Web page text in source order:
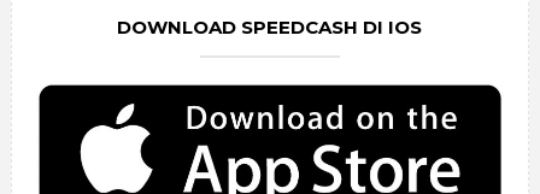
DOWNLOAD SPEEDCASH DI IOS